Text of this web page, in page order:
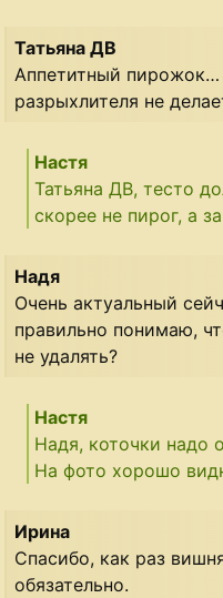
Татьяна ДВ
Аппетитный пирожок…
разрыхлителя не
Настя
Татьяна ДВ, тесто
скорее не пирог, а
Надя
Очень актуальный
правильно понимаю,
не удалять?
Настя
Надя, коточки надо
На фото хорошо
Ирина
Спасибо, как раз
обязательно.